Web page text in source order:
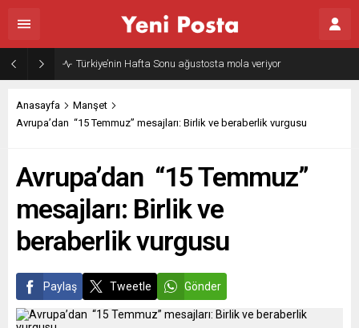
Türkiye’nin Hafta Sonu ağustosta mola veriyor
Anasayfa
Manşet
Avrupa’dan “15 Temmuz” mesajları: Birlik ve beraberlik vurgusu
Avrupa’dan “15 Temmuz”
mesajları: Birlik ve
beraberlik vurgusu
Paylaş Tweetle Gönder